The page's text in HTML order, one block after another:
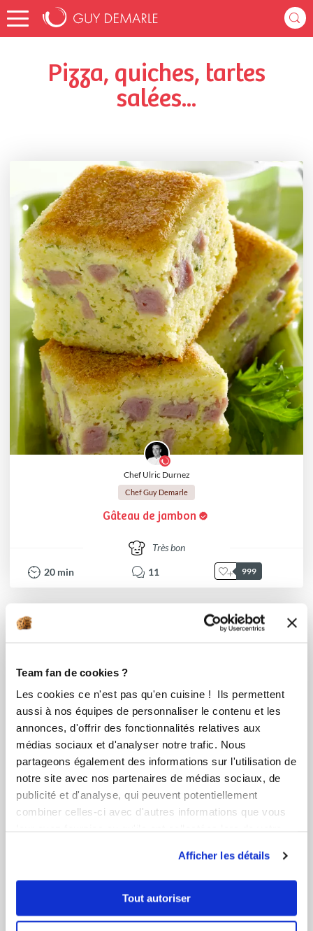
Team fan de cookies ?
Les cookies ce n'est pas qu'en cuisine ! Ils permettent
aussi à nos équipes de personnaliser le contenu et les
annonces, d'offrir des fonctionnalités relatives aux
médias sociaux et d'analyser notre trafic. Nous
partageons également des informations sur l'utilisation de
notre site avec nos partenaires de médias sociaux, de
publicité et d'analyse, qui peuvent potentiellement
combiner celles-ci avec d'autres informations que vous
Afficher les détails
Tout autoriser
Accueil nath_cook
Listes de favoris
Pizza, quiches, tartes salées...
Pizza, quiches, tartes
salées...
Chef Ulric Durnez
Chef Guy Demarle
Gâteau de jambon
Très bon
20 min 11 999
Maguy GOMEZ